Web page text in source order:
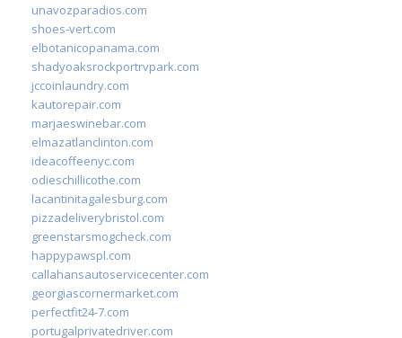
unavozparadios.com
shoes-vert.com
elbotanicopanama.com
shadyoaksrockportrvpark.com
jccoinlaundry.com
kautorepair.com
marjaeswinebar.com
elmazatlanclinton.com
ideacoffeenyc.com
odieschillicothe.com
lacantinitagalesburg.com
pizzadeliverybristol.com
greenstarsmogcheck.com
happypawspl.com
callahansautoservicecenter.com
georgiascornermarket.com
perfectfit24-7.com
portugalprivatedriver.com